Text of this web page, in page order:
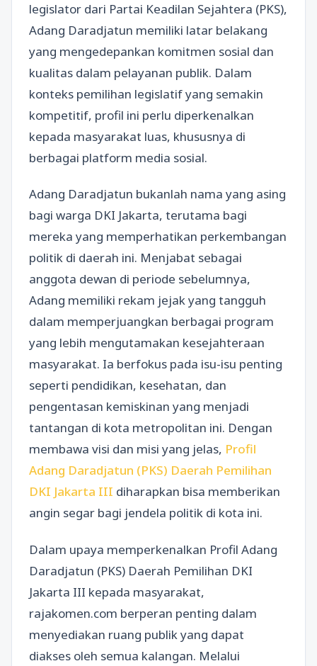
legislator dari Partai Keadilan Sejahtera (PKS),
Adang Daradjatun memiliki latar belakang
yang mengedepankan komitmen sosial dan
kualitas dalam pelayanan publik. Dalam
konteks pemilihan legislatif yang semakin
kompetitif, profil ini perlu diperkenalkan
kepada masyarakat luas, khususnya di
berbagai platform media sosial.
Adang Daradjatun bukanlah nama yang asing
bagi warga DKI Jakarta, terutama bagi
mereka yang memperhatikan perkembangan
politik di daerah ini. Menjabat sebagai
anggota dewan di periode sebelumnya,
Adang memiliki rekam jejak yang tangguh
dalam memperjuangkan berbagai program
yang lebih mengutamakan kesejahteraan
masyarakat. Ia berfokus pada isu-isu penting
seperti pendidikan, kesehatan, dan
pengentasan kemiskinan yang menjadi
tantangan di kota metropolitan ini. Dengan
membawa visi dan misi yang jelas, Profil
Adang Daradjatun (PKS) Daerah Pemilihan
DKI Jakarta III diharapkan bisa memberikan
angin segar bagi jendela politik di kota ini.
Dalam upaya memperkenalkan Profil Adang
Daradjatun (PKS) Daerah Pemilihan DKI
Jakarta III kepada masyarakat,
rajakomen.com berperan penting dalam
menyediakan ruang publik yang dapat
diakses oleh semua kalangan. Melalui